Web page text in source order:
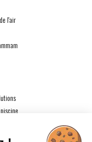
l'air